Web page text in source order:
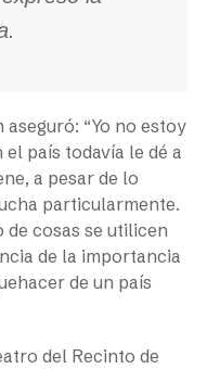
“Yo no estoy
el país todavía le dé a
a pesar de lo
particularmente.
de cosas se utilicen
de la importancia
de un país
del Recinto de